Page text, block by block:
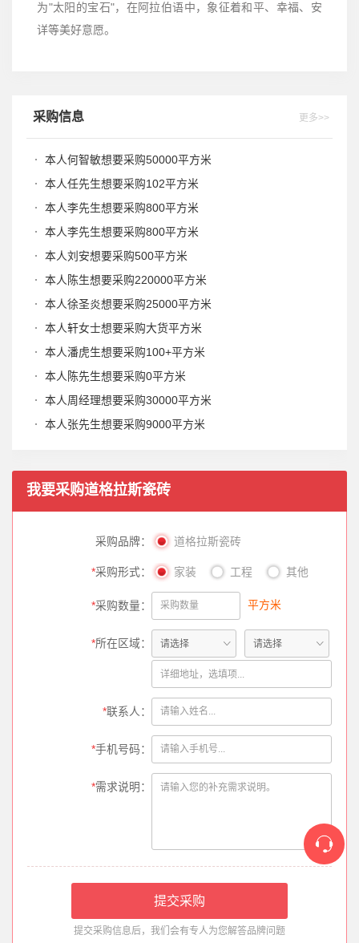
为"太阳的宝石"，在阿拉伯语中，象征着和平、幸福、安
详等美好意愿。
采购信息 更多>>
本人何智敏想要采购50000平方米
本人任先生想要采购102平方米
本人李先生想要采购800平方米
本人李先生想要采购800平方米
本人刘安想要采购500平方米
本人陈生想要采购220000平方米
本人徐圣炎想要采购25000平方米
本人轩女士想要采购大货平方米
本人潘虎生想要采购100+平方米
本人陈先生想要采购0平方米
本人周经理想要采购30000平方米
本人张先生想要采购9000平方米
我要采购道格拉斯瓷砖
采购品牌： 道格拉斯瓷砖
*采购形式： 家装 工程 其他
*采购数量： 平方米
*所在区域：
*联系人：
*手机号码：
*需求说明：
提交采购信息后，我们会有专人为您解答品牌问题